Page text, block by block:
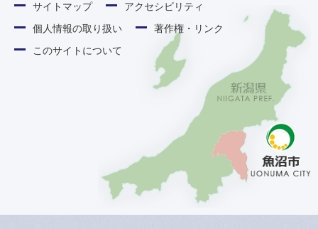
サイトマップ
アクセシビリティ
個人情報の取り扱い
著作権・リンク
このサイトについて